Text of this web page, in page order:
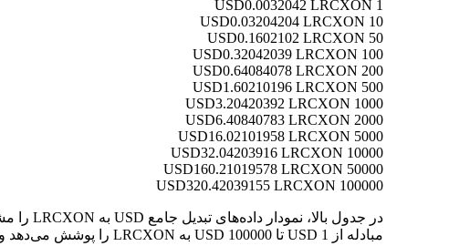
1 USD
0.0032042 LRCXON
10 USD
0.03204204 LRCXON
50 USD
0.1602102 LRCXON
100 USD
0.32042039 LRCXON
200 USD
0.64084078 LRCXON
500 USD
1.60210196 LRCXON
1000 USD
3.20420392 LRCXON
2000 USD
6.40840783 LRCXON
5000 USD
16.02101958 LRCXON
10000 USD
32.04203916 LRCXON
50000 USD
160.21019578 LRCXON
100000 USD
320.42039155 LRCXON
مبادله از 1 USD تا 100000 USD به LRCXON را پوشش می‌دهد و به شما امکان می‌دهد ارزش هر تبدیل را به وضوح درک کنید.